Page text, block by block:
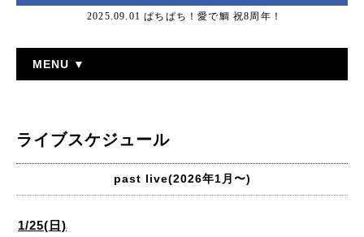
2025.09.01 ぱちぱち！愛で鯛 祝8周年！
MENU ▼
ライブスケジュール
past live(2026年1月〜)
1/25(日)